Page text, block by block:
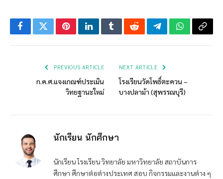
FacebookTwitterPinterestLinkedInTumblrRedditTelegramWhatsApp
Copy
PREVIOUS ARTICLE
ก.ค.ศ.แจงเกณฑ์ประเมิน
วิทยฐานะใหม่
NEXT ARTICLE
โรงเรียนวัดโพธิ์ตะควน –
บางปลาม้า (สุพรรณบุรี)
นักเรียน นักศึกษา
นักเรียน โรงเรียน วิทยาลัย มหาวิทยาลัย สถาบันการ
ศึกษา ศึกษาต่อต่างประเทศ สอบ กิจกรรมและงานต่าง ๆ